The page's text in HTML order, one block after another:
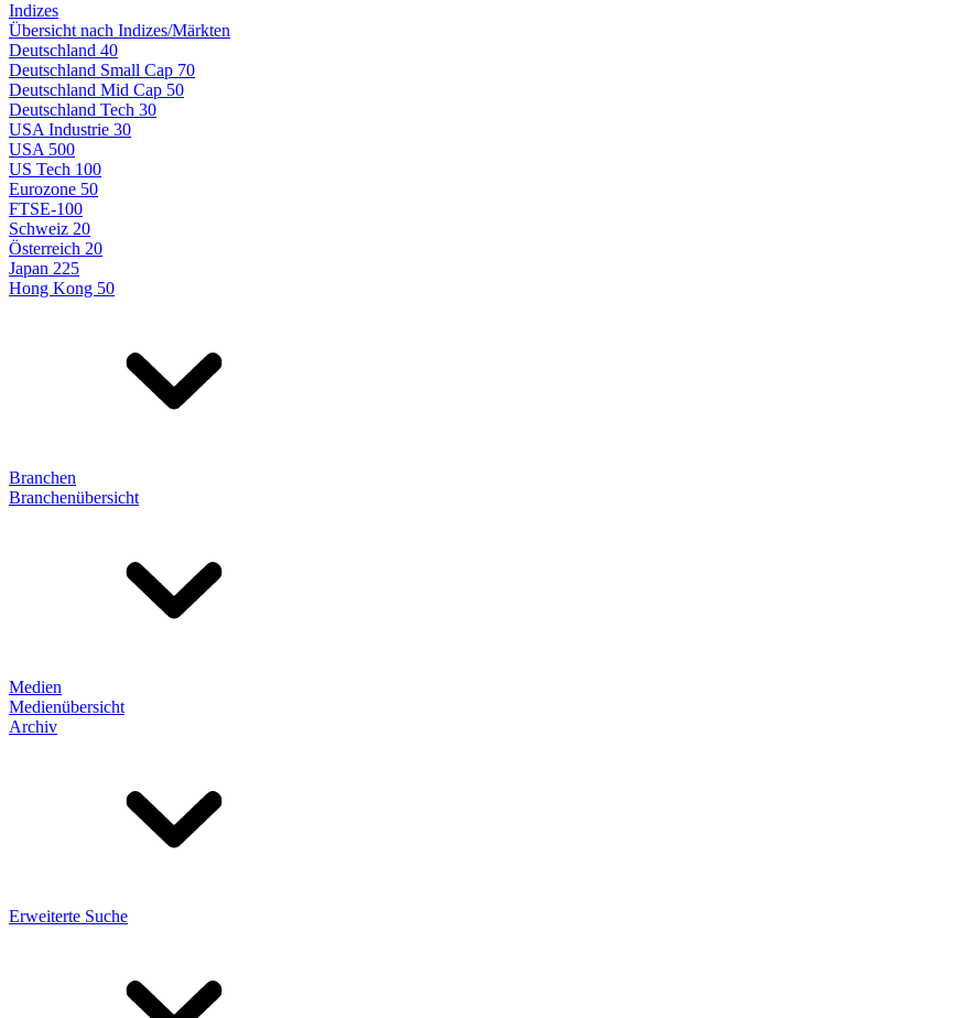
Indizes
Übersicht nach Indizes/Märkten
Deutschland 40
Deutschland Small Cap 70
Deutschland Mid Cap 50
Deutschland Tech 30
USA Industrie 30
USA 500
US Tech 100
Eurozone 50
FTSE-100
Schweiz 20
Österreich 20
Japan 225
Hong Kong 50
Branchen
Branchenübersicht
Medien
Medienübersicht
Archiv
Erweiterte Suche